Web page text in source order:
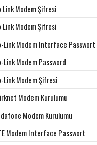
Link Modem Şifresi
Link Modem Şifresi
Link Modem Interface Passwort
Link Modem Password
Link Modem Şifresi
Modem Kurulumu
Modem Kurulumu
Modem Interface Passwort